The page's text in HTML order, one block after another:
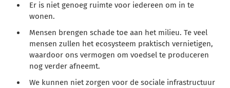
Er is niet genoeg ruimte voor iedereen om in te
wonen.
Mensen brengen schade toe aan het milieu. Te veel
mensen zullen het ecosysteem praktisch vernietigen,
waardoor ons vermogen om voedsel te produceren
nog verder afneemt.
We kunnen niet zorgen voor de sociale infrastructuur